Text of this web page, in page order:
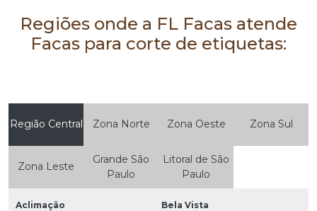
Regiões onde a FL Facas atende
Facas para corte de etiquetas:
Região Central Zona Norte Zona Oeste Zona Sul
Zona Leste
Grande São
Paulo
Litoral de São
Paulo
Aclimação Bela Vista